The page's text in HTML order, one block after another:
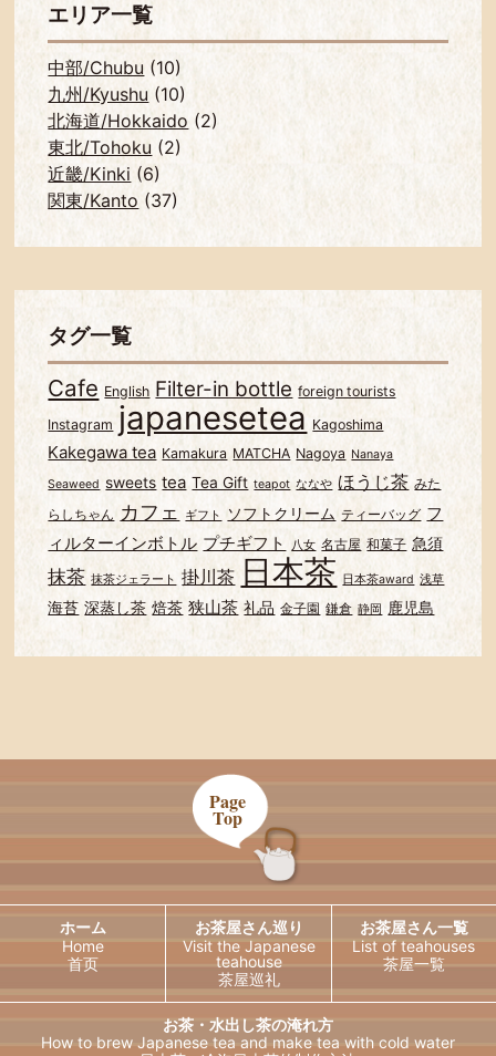
エリア一覧
中部/Chubu (10)
九州/Kyushu (10)
北海道/Hokkaido (2)
東北/Tohoku (2)
近畿/Kinki (6)
関東/Kanto (37)
タグ一覧
Cafe English Filter-in bottle foreign tourists
Instagram japanesetea Kagoshima
Kakegawa tea Kamakura MATCHA Nagoya Nanaya
Seaweed sweets tea Tea Gift teapot ななや ほうじ茶 みた
らしちゃん カフェ ギフト ソフトクリーム ティーバッグ フ
ィルターインボトル プチギフト 八女 名古屋 和菓子 急須
抹茶 抹茶ジェラート 掛川茶 日本茶 日本茶award 浅草
海苔 深蒸し茶 焙茶 狭山茶 礼品 金子園 鎌倉 静岡 鹿児島
ホーム
Home
首页
お茶屋さん巡り
Visit the Japanese
teahouse
茶屋巡礼
お茶屋さん一覧
List of teahouses
茶屋一覧
お茶・水出し茶の淹れ方
How to brew Japanese tea and make tea with cold water
Page
Top